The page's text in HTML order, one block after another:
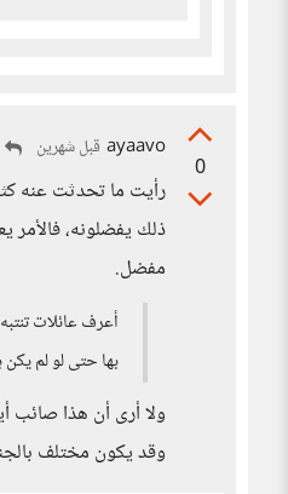
0
ayaavo قبل شهرين
رأيت ما تحدثت عنه
ذلك يفضلونه،
مفضل.
أعرف عائلات
بها حتى لو لم
ولا أرى أن هذا صائب
وقد يكون مختلف